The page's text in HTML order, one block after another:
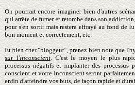
On pourrait encore imaginer bien d'autres
qui arrête de fumer et retombe dans son
pour s'en sortir mais restera effrayé au fond de
bon moment et correctement, etc.
Et bien cher "bloggeur", prenez bien note que
sur l'inconscient. C'est le moyen le plus
processus négatifs et implanter des processus
conscient et votre inconscient seront
enfin d'atteindre vos buts, de façon rapide et